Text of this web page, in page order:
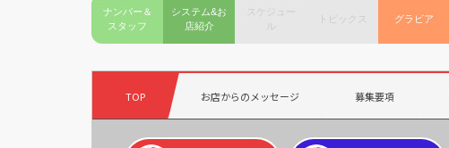
ナンバー＆
スタッフ
システム&お
店紹介
スケジュー
トピックス グラビア
TOP お店からのメッセージ 募集要項